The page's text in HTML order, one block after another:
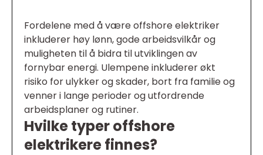
Fordelene med å være offshore elektriker
inkluderer høy lønn, gode arbeidsvilkår og
muligheten til å bidra til utviklingen av
fornybar energi. Ulempene inkluderer økt
risiko for ulykker og skader, bort fra familie og
venner i lange perioder og utfordrende
arbeidsplaner og rutiner.
Hvilke typer offshore
elektrikere finnes?